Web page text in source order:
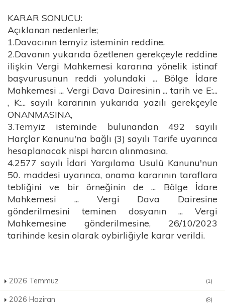
KARAR SONUCU:
Açıklanan nedenlerle;
1.Davacının temyiz isteminin reddine,
2.Davanın yukarıda özetlenen gerekçeyle reddine
ilişkin Vergi Mahkemesi kararına yönelik istinaf
başvurusunun reddi yolundaki ... Bölge İdare
Mahkemesi ... Vergi Dava Dairesinin ... tarih ve E:...
, K:... sayılı kararının yukarıda yazılı gerekçeyle
ONANMASINA,
3.Temyiz isteminde bulunandan 492 sayılı
Harçlar Kanunu'na bağlı (3) sayılı Tarife uyarınca
hesaplanacak nispi harcın alınmasına,
4.2577 sayılı İdari Yargılama Usulü Kanunu'nun
50. maddesi uyarınca, onama kararının taraflara
tebliğini ve bir örneğinin de ... Bölge İdare
Mahkemesi ... Vergi Dava Dairesine
gönderilmesini teminen dosyanın ... Vergi
Mahkemesine gönderilmesine, 26/10/2023
tarihinde kesin olarak oybirliğiyle karar verildi.
2026 Temmuz (1)
2026 Haziran (8)